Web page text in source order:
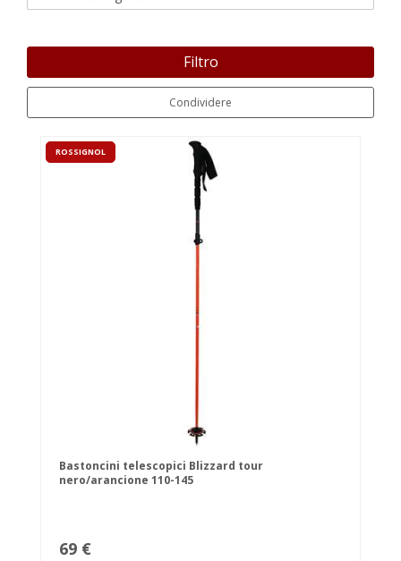
Filtro
Condividere
ROSSIGNOL
Bastoncini telescopici Blizzard tour
nero/arancione 110-145
69 €